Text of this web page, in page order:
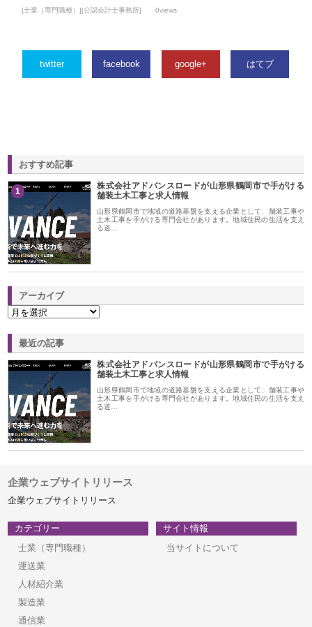
[士業（専門職種）][公認会計士事務所] 0views
twitter facebook google+ はてブ
おすすめ記事
1
株式会社アドバンスロードが山形県鶴岡市で手がける
舗装土木工事と求人情報
山形県鶴岡市で地域の道路基盤を支える企業として、舗装工事や
土木工事を手がける専門会社があります。地域住民の生活を支え
る道…
アーカイブ
最近の記事
株式会社アドバンスロードが山形県鶴岡市で手がける
舗装土木工事と求人情報
山形県鶴岡市で地域の道路基盤を支える企業として、舗装工事や
土木工事を手がける専門会社があります。地域住民の生活を支え
る道…
企業ウェブサイトリリース
企業ウェブサイトリリース
カテゴリー
士業（専門職種）
運送業
人材紹介業
製造業
通信業
サイト情報
当サイトについて